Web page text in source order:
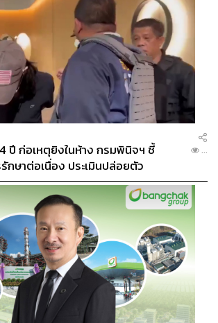
ปี ก่อเหตุยิงในห้าง กรมพินิจฯ ชี้
กษาต่อเนื่อง ประเมินปล่อยตัว
...